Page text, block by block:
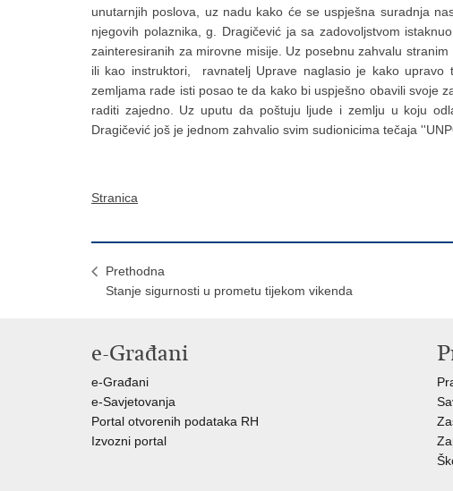
unutarnjih poslova, uz nadu kako će se uspješna suradnja
njegovih polaznika, g. Dragičević ja sa zadovoljstvom
zainteresiranih za mirovne misije. Uz posebnu zahvalu
ili kao instruktori, ravnatelj Uprave naglasio je kako upravo
zemljama rade isti posao te da kako bi uspješno obavili svoje
raditi zajedno. Uz uputu da poštuju ljude i zemlju u koju
Dragičević još je jednom zahvalio svim sudionicima tečaja
Stranica
Prethodna
Stanje sigurnosti u prometu tijekom vikenda
e-Građani
e-Građani
e-Savjetovanja
Portal otvorenih podataka RH
Izvozni portal